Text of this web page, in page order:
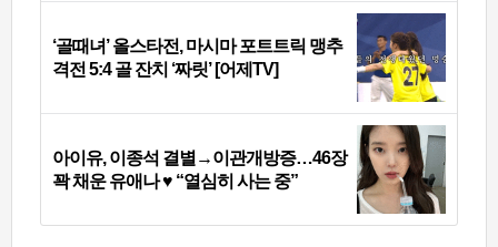
‘골때녀’ 올스타전, 마시마 포트트릭 맹추
격전 5:4 골 잔치 ‘짜릿’ [어제TV]
아이유, 이종석 결별→이관개방증…46장
꽉 채운 유애나 ♥ “열심히 사는 중”